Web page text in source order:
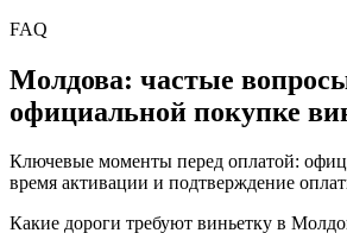
FAQ
Молдова: частые
официальной покупке
Ключевые моменты перед оплатой:
время активации и подтверждение
Какие дороги требуют виньетку в